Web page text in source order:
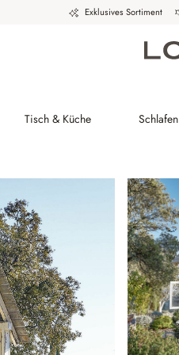
Exklusives Sortiment
Tisch & Küche Schlafen